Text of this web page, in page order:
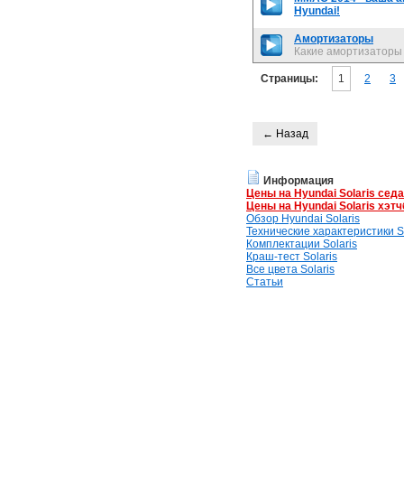
Hyundai!
Амортизаторы
Какие амортизаторы
Страницы: 1 2 3
← Назад
Информация
Цены на Hyundai Solaris
Цены на Hyundai Solaris
Обзор Hyundai Solaris
Технические характеристики
Комплектации Solaris
Краш-тест Solaris
Все цвета Solaris
Статьи